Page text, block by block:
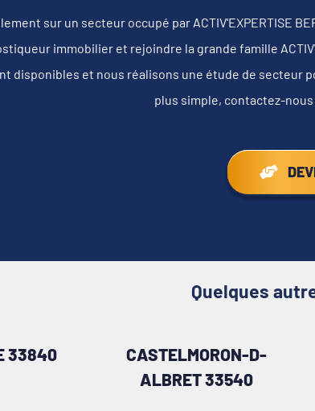
sur un secteur occupé par ACTIV'EXPERTISE
immobilier et rejoindre la grande famille
disponibles et nous réalisons une étude de secteur
plus simple, contactez-
Quelques
33840
CASTELMORON-D-
ALBRET 33540